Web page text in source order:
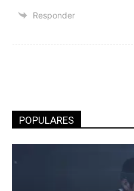
Responder
POPULARES